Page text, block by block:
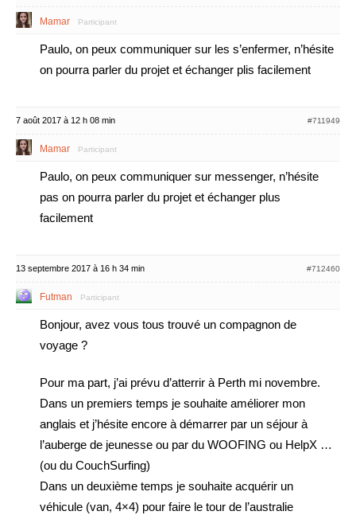
Mamar Participant
Paulo, on peux communiquer sur les s’enfermer, n’hésite
on pourra parler du projet et échanger plis facilement
7 août 2017 à 12 h 08 min #711949
Mamar Participant
Paulo, on peux communiquer sur messenger, n’hésite
pas on pourra parler du projet et échanger plus
facilement
13 septembre 2017 à 16 h 34 min #712460
Futman Participant
Bonjour, avez vous tous trouvé un compagnon de
voyage ?
Pour ma part, j’ai prévu d’atterrir à Perth mi novembre.
Dans un premiers temps je souhaite améliorer mon
anglais et j’hésite encore à démarrer par un séjour à
l’auberge de jeunesse ou par du WOOFING ou HelpX …
(ou du CouchSurfing)
Dans un deuxième temps je souhaite acquérir un
véhicule (van, 4×4) pour faire le tour de l’australie